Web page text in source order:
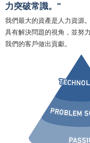
力突破常識。"
我們最大的資產是人力資源
具有解決問題的視角，並努
我們的客戶做出貢獻。